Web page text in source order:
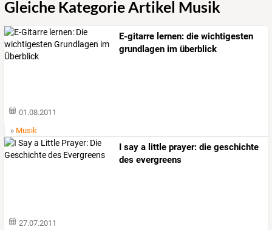
Gleiche Kategorie Artikel Musik
E-gitarre lernen: die wichtigesten
grundlagen im überblick
01.08.2011
» Musik
I say a little prayer: die geschichte
des evergreens
27.07.2011